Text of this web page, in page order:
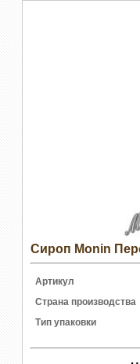
Сироп Monin
Артикул
Страна производства
Тип упаковки